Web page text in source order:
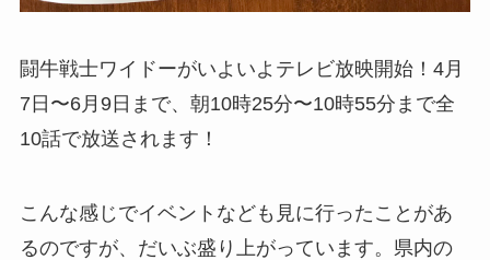
闘牛戦士ワイドーがいよいよテレビ放映開始！4月
7日〜6月9日まで、朝10時25分〜10時55分まで全
10話で放送されます！
こんな感じでイベントなども見に行ったことがあ
るのですが、だいぶ盛り上がっています。県内の